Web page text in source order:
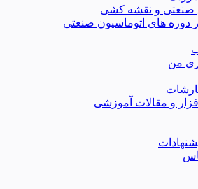
صنعتی و نقشه کشی
دوره های اتوماسیون صنعتی
من
و مقالات آموزشی